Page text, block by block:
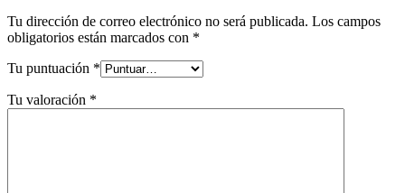
Tu dirección de correo electrónico no será publicada. Los campos
obligatorios están marcados con *
Tu puntuación *
Tu valoración *